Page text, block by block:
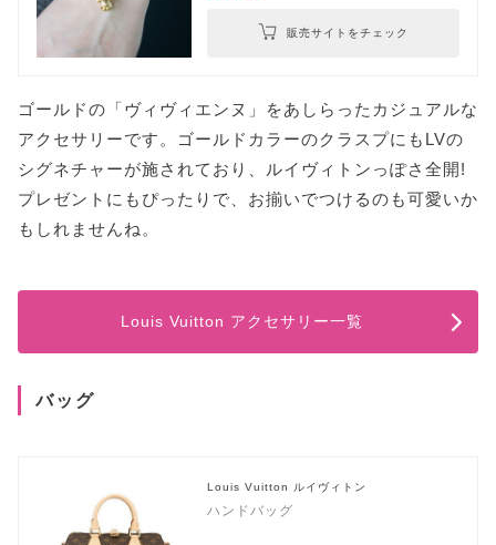
販売サイトをチェック
ゴールドの「ヴィヴィエンヌ」をあしらったカジュアルな
アクセサリーです。ゴールドカラーのクラスプにもLVの
シグネチャーが施されており、ルイヴィトンっぽさ全開!
プレゼントにもぴったりで、お揃いでつけるのも可愛いか
もしれませんね。
Louis Vuitton アクセサリー一覧
バッグ
Louis Vuitton ルイヴィトン
ハンドバッグ